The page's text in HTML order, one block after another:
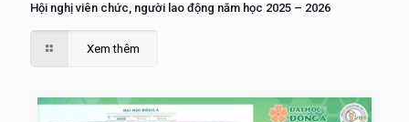
Hội nghị viên chức, người lao động năm học 2025 – 2026
Xem thêm